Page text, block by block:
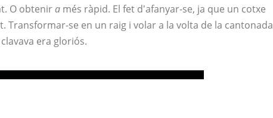
O obtenira més ràpid. El fet d'afanyar-se, ja que un cotxe
Transformar-se en un raig i volar a la volta de la cantonada
era gloriós.